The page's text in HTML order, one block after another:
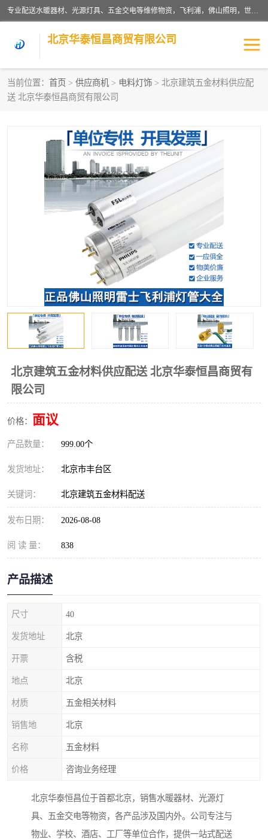
专业配送水暖器材、光源灯具、五金交电等维修物资，飞利浦，佛山照明，世达，博世，九牧，特陶等各产品涉及国内外知名品牌。公司专注与物业、学校、酒店、工厂等单位合作，提供一站式配送服务，降低客户综合成本。依托电子商务改变传统模式，以专业的团队为客户提供24H物资配送到达，货到月结、统一开票，便捷退换等服务，提高了企业的运营效率。
北京华泰恒昌商贸有限公司
当前位置： 首页 > 供应商机 > 电料灯饰 > 北京建筑五金材料供应配
送 北京华泰恒昌商贸有限公司
北京建筑五金材料供应配送 北京华泰恒昌商贸有
限公司
价格： 面议
产品数量： 999.00个
发货地址： 北京市丰台区
关键词： 北京建筑五金材料配送
发布日期： 2026-08-08
阅 读 量： 838
产品描述
尺寸 40
发货地址 北京
开票 含税
地点 北京
材质 五金相关材料
销售地 北京
名称 五金材料
价格 咨询业务经理
北京华泰恒昌位于首都北京，销售水暖器材、光源灯
具、五金交电等物资，各产品涉及国内外。公司专注与
物业、学校、酒店、工厂等单位合作，提供一站式配送
水暖阀门
涂料辅材